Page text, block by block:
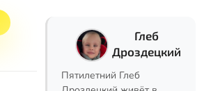
Глеб
Дроздецкий
Пятилетний Глеб